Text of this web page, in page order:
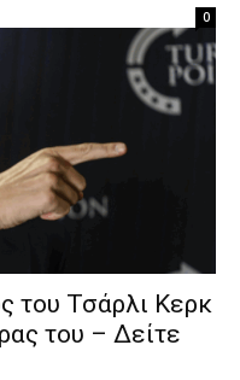
0
του Τσάρλι Κερκ
του – Δείτε